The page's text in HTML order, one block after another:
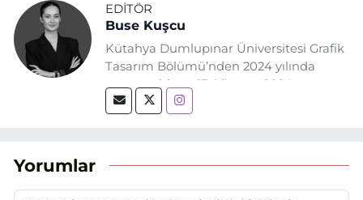
EDITÖR
Buse Kuşcu
Kütahya Dumlupınar Üniversitesi Grafik
Tasarım Bölümü’nden 2024 yılında
mezun oldum. 17 Ağustos 2024
tarihinde, Grafik Tasarım alanında staj
adım attım.
Yorumlar